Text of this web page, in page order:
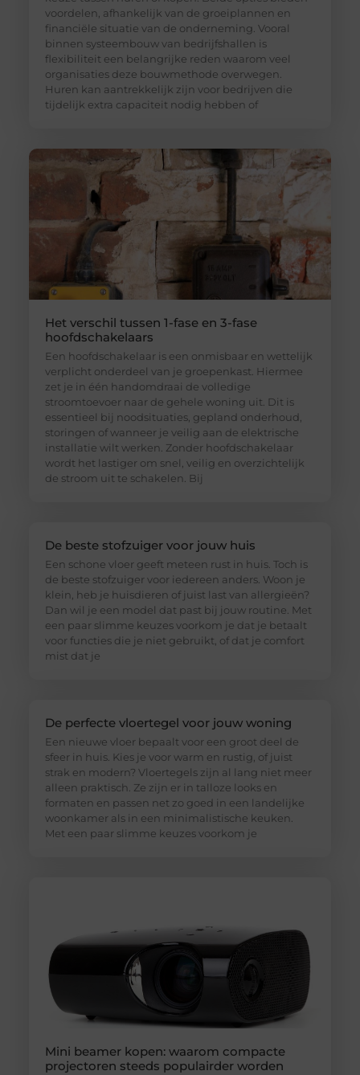
voordelen, afhankelijk van de groeiplannen en
financiële situatie van de onderneming. Vooral
binnen systeembouw van bedrijfshallen is
flexibiliteit een belangrijke reden waarom veel
organisaties deze bouwmethode overwegen.
Huren kan aantrekkelijk zijn voor bedrijven die
tijdelijk extra capaciteit nodig hebben of
Het verschil tussen 1-fase en 3-fase
hoofdschakelaars
Een hoofdschakelaar is een onmisbaar en wettelijk
verplicht onderdeel van je groepenkast. Hiermee
zet je in één handomdraai de volledige
stroomtoevoer naar de gehele woning uit. Dit is
essentieel bij noodsituaties, gepland onderhoud,
storingen of wanneer je veilig aan de elektrische
installatie wilt werken. Zonder hoofdschakelaar
wordt het lastiger om snel, veilig en overzichtelijk
de stroom uit te schakelen. Bij
De beste stofzuiger voor jouw huis
Een schone vloer geeft meteen rust in huis. Toch is
de beste stofzuiger voor iedereen anders. Woon je
klein, heb je huisdieren of juist last van allergieën?
Dan wil je een model dat past bij jouw routine. Met
een paar slimme keuzes voorkom je dat je betaalt
voor functies die je niet gebruikt, of dat je comfort
mist dat je
De perfecte vloertegel voor jouw woning
Een nieuwe vloer bepaalt voor een groot deel de
sfeer in huis. Kies je voor warm en rustig, of juist
strak en modern? Vloertegels zijn al lang niet meer
alleen praktisch. Ze zijn er in talloze looks en
formaten en passen net zo goed in een landelijke
woonkamer als in een minimalistische keuken.
Met een paar slimme keuzes voorkom je
Mini beamer kopen: waarom compacte
projectoren steeds populairder worden